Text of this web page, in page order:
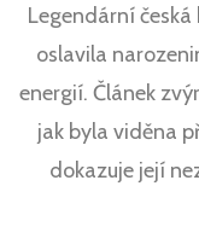
Legendární
oslavila
energií. Článek
jak byla viděna
dokazuje její